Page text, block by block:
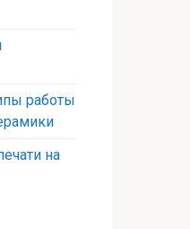
работы
на